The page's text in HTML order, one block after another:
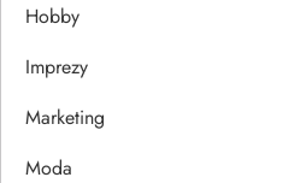
a
w
p
Hobby
Imprezy
Marketing
Moda